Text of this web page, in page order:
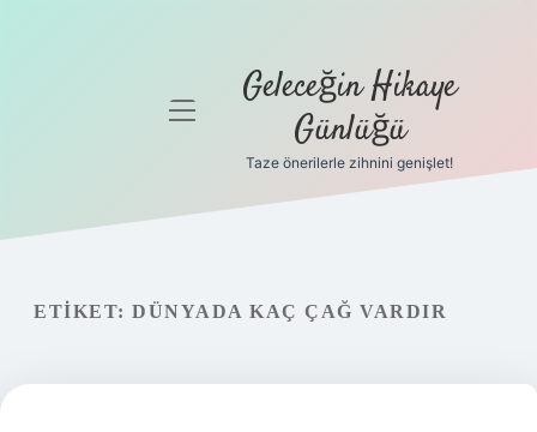
Gizlilik
Yasal Uyarı
Hakkımızda
menüyü Geleceğin Hikaye
Günlüğü
Taze önerilerle zihnini genişlet!
ETIKET: DÜNYADA KAÇ ÇAĞ VARDIR